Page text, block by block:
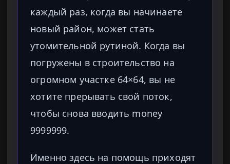
каждый раз, когда вы начинаете
новый район, может стать
утомительной рутиной. Когда вы
погружены в строительство на
огромном участке 64×64, вы не
хотите прерывать свой поток,
чтобы снова вводить money
9999999.
Именно здесь на помощь приходят